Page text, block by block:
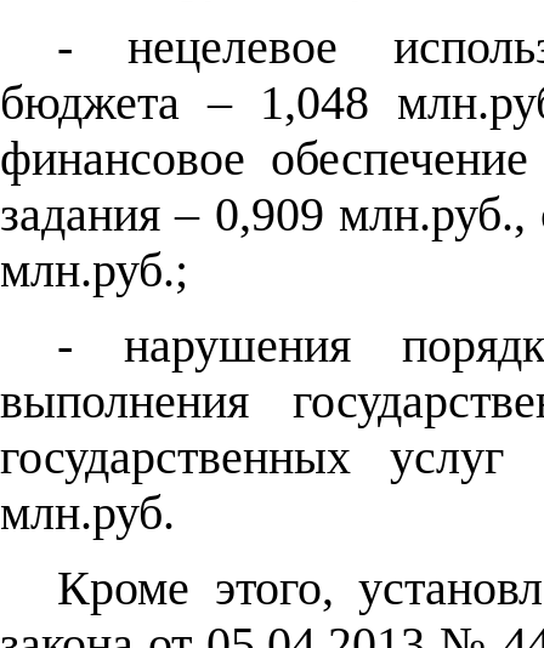
- нецелевое
бюджета – 1,048
финансовое
задания – 0,909
млн.руб.;
- нарушения
выполнения
государственных
млн.руб.
Кроме этого,